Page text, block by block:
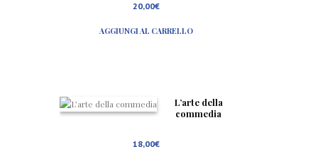
20,00€
AGGIUNGI AL CARRELLO
L’arte della
commedia
18,00€